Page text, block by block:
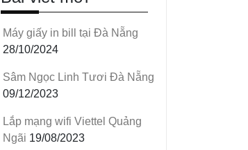
Máy giấy in bill tại Đà Nẵng
28/10/2024
Sâm Ngọc Linh Tươi Đà Nẵng
09/12/2023
Lắp mạng wifi Viettel Quảng
Ngãi 19/08/2023